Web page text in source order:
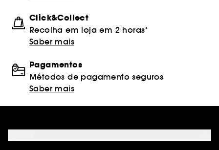
Click&Collect
Recolha em loja em 2 horas*
Saber mais
Pagamentos
Métodos de pagamento seguros
Saber mais